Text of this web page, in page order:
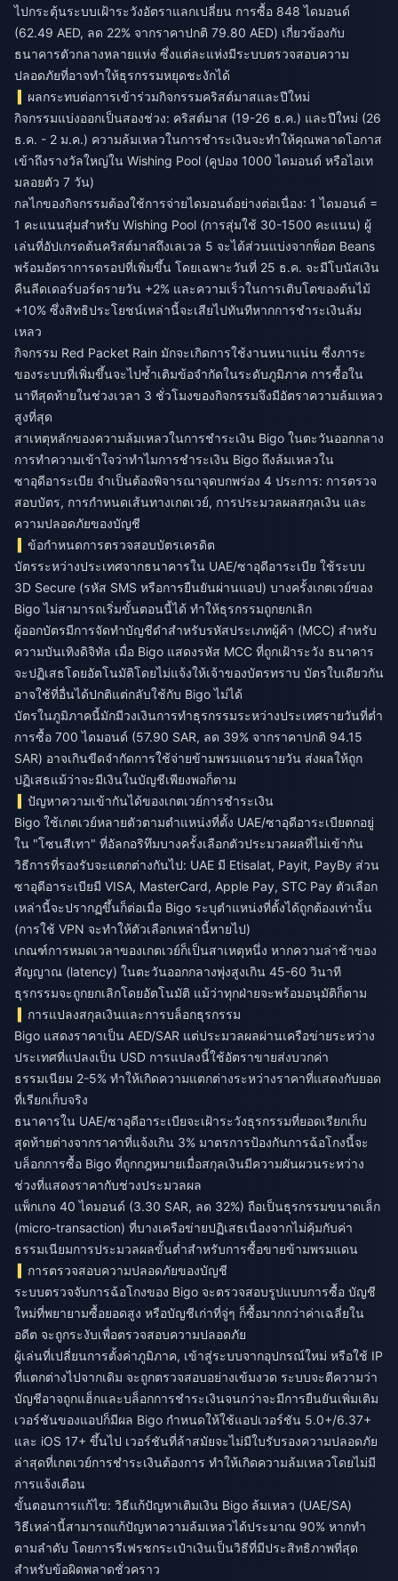
ไปกระตุ้นระบบเฝ้าระวังอัตราแลกเปลี่ยน การซื้อ 848 ไดมอนด์
(62.49 AED, ลด 22% จากราคาปกติ 79.80 AED) เกี่ยวข้องกับ
ธนาคารตัวกลางหลายแห่ง ซึ่งแต่ละแห่งมีระบบตรวจสอบความ
ปลอดภัยที่อาจทำให้ธุรกรรมหยุดชะงักได้
ผลกระทบต่อการเข้าร่วมกิจกรรมคริสต์มาสและปีใหม่
กิจกรรมแบ่งออกเป็นสองช่วง: คริสต์มาส (19-26 ธ.ค.) และปีใหม่ (26
ธ.ค. - 2 ม.ค.) ความล้มเหลวในการชำระเงินจะทำให้คุณพลาดโอกาส
เข้าถึงรางวัลใหญ่ใน Wishing Pool (คูปอง 1000 ไดมอนด์ หรือไอเท
มลอยตัว 7 วัน)
กลไกของกิจกรรมต้องใช้การจ่ายไดมอนด์อย่างต่อเนื่อง: 1 ไดมอนด์ =
1 คะแนนสุ่มสำหรับ Wishing Pool (การสุ่มใช้ 30-1500 คะแนน) ผู้
เล่นที่อัปเกรดต้นคริสต์มาสถึงเลเวล 5 จะได้ส่วนแบ่งจากพ็อต Beans
พร้อมอัตราการดรอปที่เพิ่มขึ้น โดยเฉพาะวันที่ 25 ธ.ค. จะมีโบนัสเงิน
คืนลีดเดอร์บอร์ดรายวัน +2% และความเร็วในการเติบโตของต้นไม้
+10% ซึ่งสิทธิประโยชน์เหล่านี้จะเสียไปทันทีหากการชำระเงินล้ม
เหลว
กิจกรรม Red Packet Rain มักจะเกิดการใช้งานหนาแน่น ซึ่งภาระ
ของระบบที่เพิ่มขึ้นจะไปซ้ำเติมข้อจำกัดในระดับภูมิภาค การซื้อใน
นาทีสุดท้ายในช่วงเวลา 3 ชั่วโมงของกิจกรรมจึงมีอัตราความล้มเหลว
สูงที่สุด
สาเหตุหลักของความล้มเหลวในการชำระเงิน Bigo ในตะวันออกกลาง
การทำความเข้าใจว่าทำไมการชำระเงิน Bigo ถึงล้มเหลวใน
ซาอุดีอาระเบีย จำเป็นต้องพิจารณาจุดบกพร่อง 4 ประการ: การตรวจ
สอบบัตร, การกำหนดเส้นทางเกตเวย์, การประมวลผลสกุลเงิน และ
ความปลอดภัยของบัญชี
ข้อกำหนดการตรวจสอบบัตรเครดิต
บัตรระหว่างประเทศจากธนาคารใน UAE/ซาอุดีอาระเบีย ใช้ระบบ
3D Secure (รหัส SMS หรือการยืนยันผ่านแอป) บางครั้งเกตเวย์ของ
Bigo ไม่สามารถเริ่มขั้นตอนนี้ได้ ทำให้ธุรกรรมถูกยกเลิก
ผู้ออกบัตรมีการจัดทำบัญชีดำสำหรับรหัสประเภทผู้ค้า (MCC) สำหรับ
ความบันเทิงดิจิทัล เมื่อ Bigo แสดงรหัส MCC ที่ถูกเฝ้าระวัง ธนาคาร
จะปฏิเสธโดยอัตโนมัติโดยไม่แจ้งให้เจ้าของบัตรทราบ บัตรใบเดียวกัน
อาจใช้ที่อื่นได้ปกติแต่กลับใช้กับ Bigo ไม่ได้
บัตรในภูมิภาคนี้มักมีวงเงินการทำธุรกรรมระหว่างประเทศรายวันที่ต่ำ
การซื้อ 700 ไดมอนด์ (57.90 SAR, ลด 39% จากราคาปกติ 94.15
SAR) อาจเกินขีดจำกัดการใช้จ่ายข้ามพรมแดนรายวัน ส่งผลให้ถูก
ปฏิเสธแม้ว่าจะมีเงินในบัญชีเพียงพอก็ตาม
ปัญหาความเข้ากันได้ของเกตเวย์การชำระเงิน
Bigo ใช้เกตเวย์หลายตัวตามตำแหน่งที่ตั้ง UAE/ซาอุดีอาระเบียตกอยู่
ใน "โซนสีเทา" ที่อัลกอริทึมบางครั้งเลือกตัวประมวลผลที่ไม่เข้ากัน
วิธีการที่รองรับจะแตกต่างกันไป: UAE มี Etisalat, Payit, PayBy ส่วน
ซาอุดีอาระเบียมี VISA, MasterCard, Apple Pay, STC Pay ตัวเลือก
เหล่านี้จะปรากฏขึ้นก็ต่อเมื่อ Bigo ระบุตำแหน่งที่ตั้งได้ถูกต้องเท่านั้น
(การใช้ VPN จะทำให้ตัวเลือกเหล่านี้หายไป)
เกณฑ์การหมดเวลาของเกตเวย์ก็เป็นสาเหตุหนึ่ง หากความล่าช้าของ
สัญญาณ (latency) ในตะวันออกกลางพุ่งสูงเกิน 45-60 วินาที
ธุรกรรมจะถูกยกเลิกโดยอัตโนมัติ แม้ว่าทุกฝ่ายจะพร้อมอนุมัติก็ตาม
การแปลงสกุลเงินและการบล็อกธุรกรรม
Bigo แสดงราคาเป็น AED/SAR แต่ประมวลผลผ่านเครือข่ายระหว่าง
ประเทศที่แปลงเป็น USD การแปลงนี้ใช้อัตราขายส่งบวกค่า
ธรรมเนียม 2-5% ทำให้เกิดความแตกต่างระหว่างราคาที่แสดงกับยอด
ที่เรียกเก็บจริง
ธนาคารใน UAE/ซาอุดีอาระเบียจะเฝ้าระวังธุรกรรมที่ยอดเรียกเก็บ
สุดท้ายต่างจากราคาที่แจ้งเกิน 3% มาตรการป้องกันการฉ้อโกงนี้จะ
บล็อกการซื้อ Bigo ที่ถูกกฎหมายเมื่อสกุลเงินมีความผันผวนระหว่าง
ช่วงที่แสดงราคากับช่วงประมวลผล
แพ็กเกจ 40 ไดมอนด์ (3.30 SAR, ลด 32%) ถือเป็นธุรกรรมขนาดเล็ก
(micro-transaction) ที่บางเครือข่ายปฏิเสธเนื่องจากไม่คุ้มกับค่า
ธรรมเนียมการประมวลผลขั้นต่ำสำหรับการซื้อขายข้ามพรมแดน
การตรวจสอบความปลอดภัยของบัญชี
ระบบตรวจจับการฉ้อโกงของ Bigo จะตรวจสอบรูปแบบการซื้อ บัญชี
ใหม่ที่พยายามซื้อยอดสูง หรือบัญชีเก่าที่จู่ๆ ก็ซื้อมากกว่าค่าเฉลี่ยใน
อดีต จะถูกระงับเพื่อตรวจสอบความปลอดภัย
ผู้เล่นที่เปลี่ยนการตั้งค่าภูมิภาค, เข้าสู่ระบบจากอุปกรณ์ใหม่ หรือใช้ IP
ที่แตกต่างไปจากเดิม จะถูกตรวจสอบอย่างเข้มงวด ระบบจะตีความว่า
บัญชีอาจถูกแฮ็กและบล็อกการชำระเงินจนกว่าจะมีการยืนยันเพิ่มเติม
เวอร์ชันของแอปก็มีผล Bigo กำหนดให้ใช้แอปเวอร์ชัน 5.0+/6.37+
และ iOS 17+ ขึ้นไป เวอร์ชันที่ล้าสมัยจะไม่มีใบรับรองความปลอดภัย
ล่าสุดที่เกตเวย์การชำระเงินต้องการ ทำให้เกิดความล้มเหลวโดยไม่มี
การแจ้งเตือน
ขั้นตอนการแก้ไข: วิธีแก้ปัญหาเติมเงิน Bigo ล้มเหลว (UAE/SA)
วิธีเหล่านี้สามารถแก้ปัญหาความล้มเหลวได้ประมาณ 90% หากทำ
ตามลำดับ โดยการรีเฟรชกระเป๋าเงินเป็นวิธีที่มีประสิทธิภาพที่สุด
สำหรับข้อผิดพลาดชั่วคราว